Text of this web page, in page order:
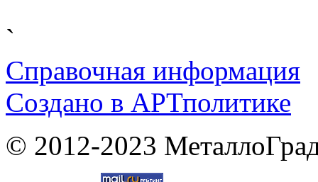
`
Справочная информация
Cоздано в АРТполитике
© 2012-2023